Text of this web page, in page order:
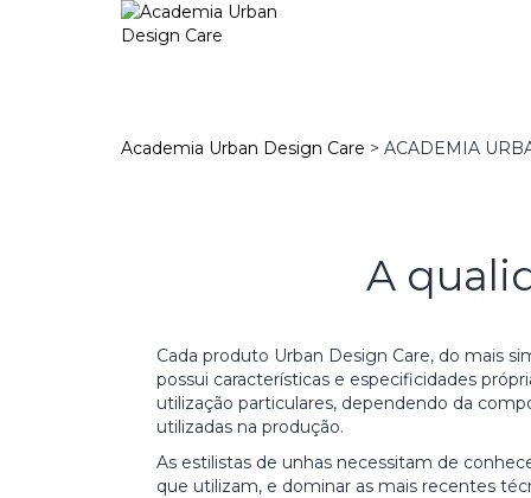
Academia Urban Design Care > ACADEMIA
A
Cada produto Urban Design Care, do mais
possui características e especificidades
utilização particulares, dependendo da
utilizadas na produção.
As estilistas de unhas necessitam de
que utilizam, e dominar as mais recentes